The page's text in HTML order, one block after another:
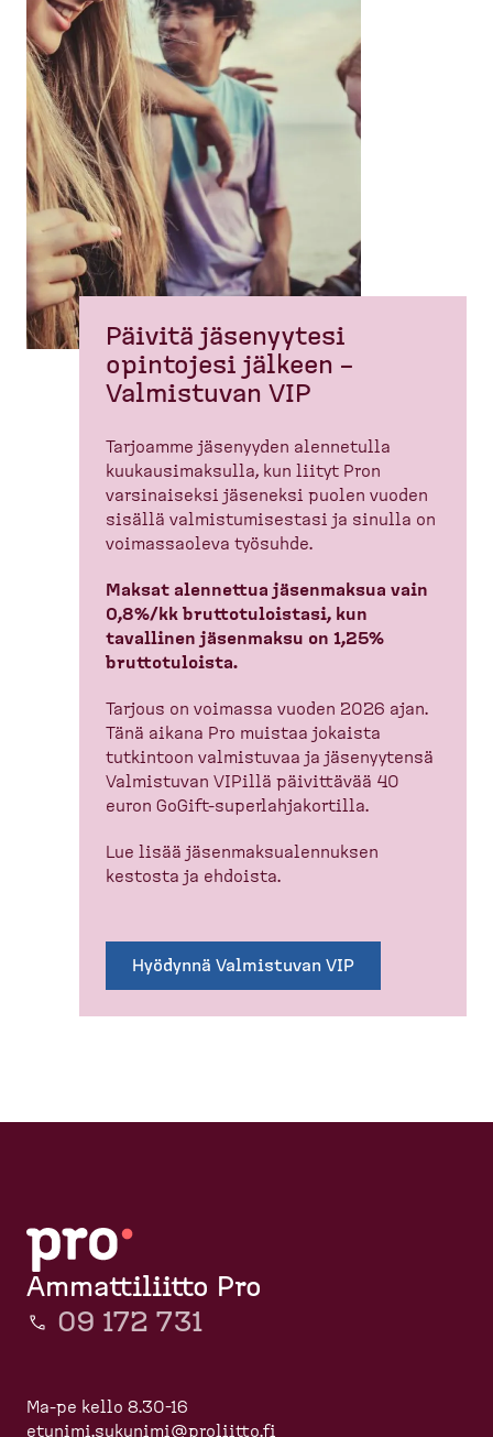
Päivitä jäsenyytesi
opintojesi jälkeen –
Valmistuvan VIP
Tarjoamme jäsenyyden alennetulla
kuukausi­maksulla, kun liityt Pron
varsinaiseksi jäseneksi puolen vuoden
sisällä valmis­tu­mi­sestasi ja sinulla on
voimas­saoleva työsuhde.
Maksat alennettua jäsenmaksua vain
0,8%/kk brutto­tu­loistasi, kun
tavallinen jäsenmaksu on 1,25%
brutto­tu­loista.
Tarjous on voimassa vuoden 2026 ajan.
Tänä aikana Pro muistaa jokaista
tutkintoon valmistuvaa ja jäsenyytensä
Valmistuvan VIPillä päivittävää 40
euron GoGift-​superlah­ja­kortilla.
Lue lisää jäsenmak­sua­len­nuksen
kestosta ja ehdoista.
Hyödynnä Valmistuvan VIP
Ammattiliitto Pro
09 172 731
Ma-pe kello 8.30-16
etunimi.sukunimi@proliitto.fi